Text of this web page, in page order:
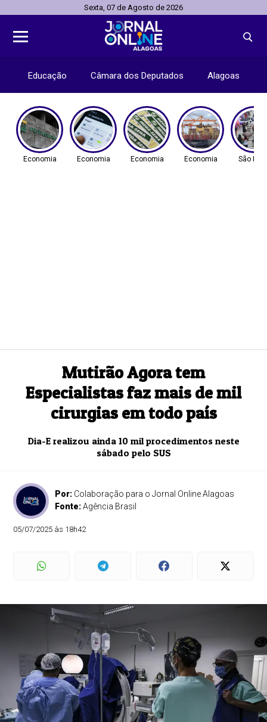
Sexta, 07 de Agosto de 2026
Educação Câmara dos Deputados Alagoas
Economia Economia Economia Economia São
Mutirão Agora tem
Especialistas faz mais de mil
cirurgias em todo país
Dia-E realizou ainda 10 mil procedimentos neste
sábado pelo SUS
Por: Colaboração para o Jornal Online Alagoas
Fonte:Agência Brasil
05/07/2025 às 18h42